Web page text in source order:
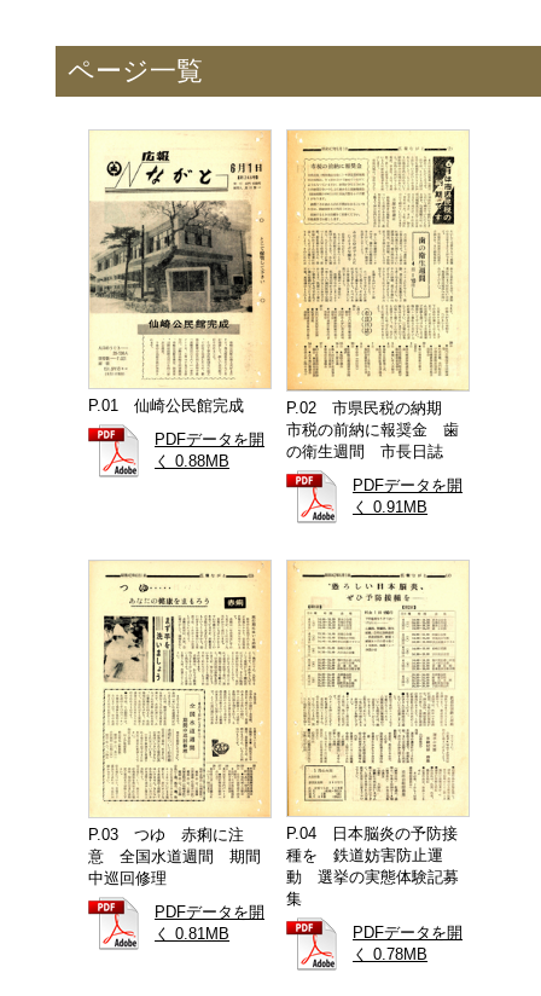
ページ一覧
P.01 仙崎公民館完成
PDFデータを開
く 0.88MB
P.02 市県民税の納期
市税の前納に報奨金 歯
の衛生週間 市長日誌
PDFデータを開
く 0.91MB
P.03 つゆ 赤痢に注
意 全国水道週間 期間
中巡回修理
PDFデータを開
く 0.81MB
P.04 日本脳炎の予防接
種を 鉄道妨害防止運
動 選挙の実態体験記募
集
PDFデータを開
く 0.78MB